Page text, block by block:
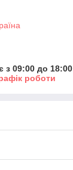
з 09:00 до 18:00
роботи